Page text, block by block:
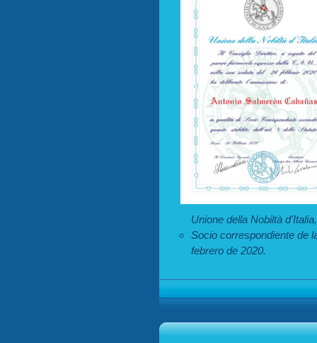
Unione della Nobiltà
Socio correspondiente de
febrero de 2020.